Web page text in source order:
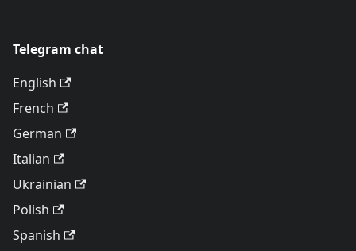
Telegram chat
English
French
German
Italian
Ukrainian
Polish
Spanish